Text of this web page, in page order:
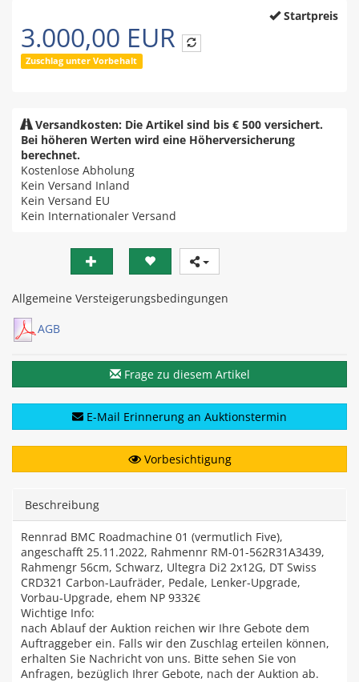
Startpreis
3.000,00 EUR
Zuschlag unter Vorbehalt
Versandkosten: Die Artikel sind bis € 500 versichert.
Bei höheren Werten wird eine Höherversicherung
berechnet.
Kostenlose Abholung
Kein Versand Inland
Kein Versand EU
Kein Internationaler Versand
Allgemeine Versteigerungsbedingungen
AGB
Frage zu diesem Artikel
E-Mail Erinnerung an Auktionstermin
Vorbesichtigung
Beschreibung
Rennrad BMC Roadmachine 01 (vermutlich Five),
angeschafft 25.11.2022, Rahmennr RM-01-562R31A3439,
Rahmengr 56cm, Schwarz, Ultegra Di2 2x12G, DT Swiss
CRD321 Carbon-Laufräder, Pedale, Lenker-Upgrade,
Vorbau-Upgrade, ehem NP 9332€
Wichtige Info:
nach Ablauf der Auktion reichen wir Ihre Gebote dem
Auftraggeber ein. Falls wir den Zuschlag erteilen können,
erhalten Sie Nachricht von uns. Bitte sehen Sie von
Anfragen, bezüglich Ihrer Gebote, nach der Auktion ab.